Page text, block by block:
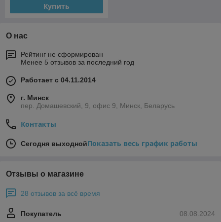
Купить
О нас
Рейтинг не сформирован
Менее 5 отзывов за последний год
Работает с 04.11.2014
г. Минск
пер. Домашевский, 9, офис 9, Минск, Беларусь
Контакты
Сегодня выходнойПоказать весь график работы
Отзывы о магазине
28 отзывов за всё время
08.08.2024
Покупатель